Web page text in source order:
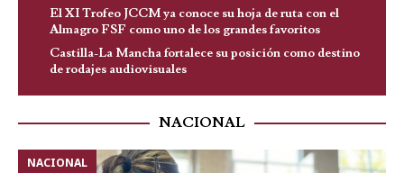
El XI Trofeo JCCM ya conoce su hoja de ruta con el
Almagro FSF como uno de los grandes favoritos
Castilla-La Mancha fortalece su posición como destino
de rodajes audiovisuales
NACIONAL
NACIONAL